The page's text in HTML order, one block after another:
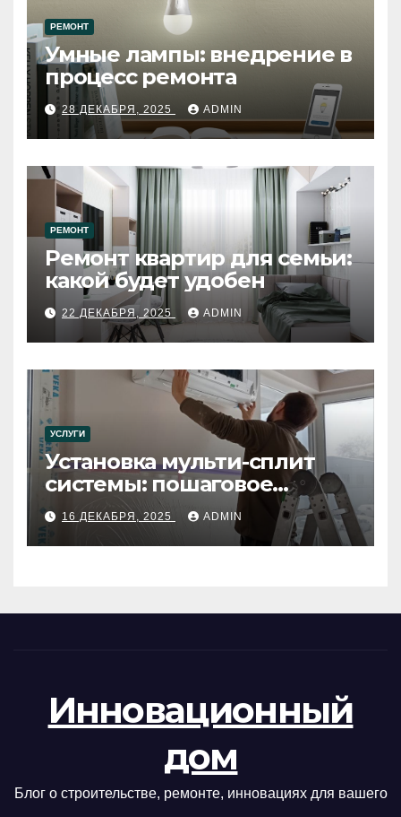
РЕМОНТ
Умные лампы: внедрение в
процесс ремонта
28 ДЕКАБРЯ, 2025 ADMIN
РЕМОНТ
Ремонт квартир для семьи:
какой будет удобен
22 ДЕКАБРЯ, 2025 ADMIN
УСЛУГИ
Установка мульти-сплит
системы: пошаговое
руководство
16 ДЕКАБРЯ, 2025 ADMIN
Инновационный
дом
Блог о строительстве, ремонте, инновациях для вашего